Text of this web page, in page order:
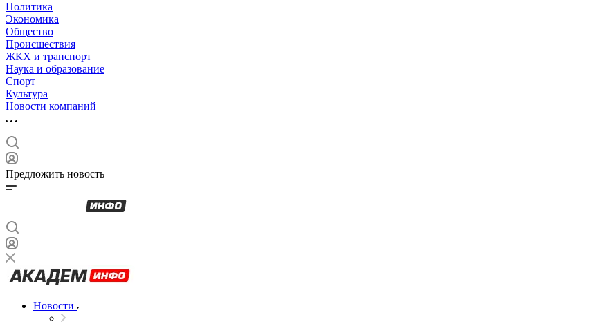
Политика
Экономика
Общество
Происшествия
ЖКХ и транспорт
Наука и образование
Спорт
Культура
Новости компаний
Предложить новость
Новости